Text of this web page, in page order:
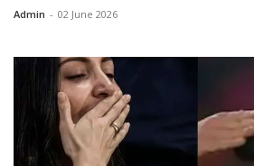
Admin - 02 June 2026